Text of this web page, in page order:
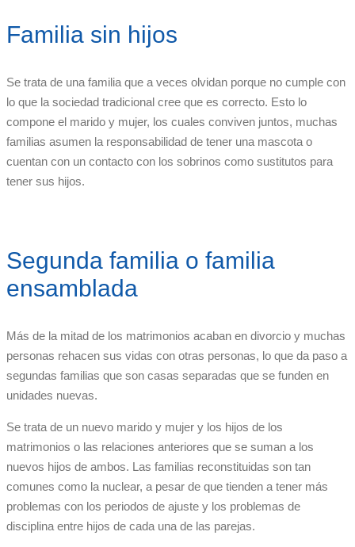
Familia sin hijos
Se trata de una familia que a veces olvidan porque no cumple con
lo que la sociedad tradicional cree que es correcto. Esto lo
compone el marido y mujer, los cuales conviven juntos, muchas
familias asumen la responsabilidad de tener una mascota o
cuentan con un contacto con los sobrinos como sustitutos para
tener sus hijos.
Segunda familia o familia
ensamblada
Más de la mitad de los matrimonios acaban en divorcio y muchas
personas rehacen sus vidas con otras personas, lo que da paso a
segundas familias que son casas separadas que se funden en
unidades nuevas.
Se trata de un nuevo marido y mujer y los hijos de los
matrimonios o las relaciones anteriores que se suman a los
nuevos hijos de ambos. Las familias reconstituidas son tan
comunes como la nuclear, a pesar de que tienden a tener más
problemas con los periodos de ajuste y los problemas de
disciplina entre hijos de cada una de las parejas.